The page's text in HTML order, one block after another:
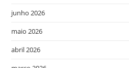
junho 2026
maio 2026
abril 2026